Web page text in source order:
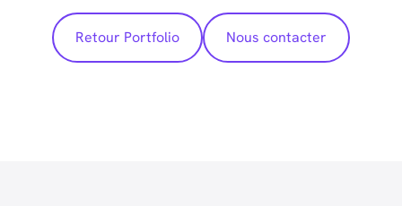
Nous contacter
Retour Portfolio